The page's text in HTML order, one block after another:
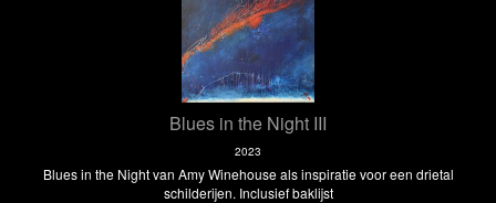
Blues in the Night III
2023
Blues in the Night van Amy Winehouse als inspiratie voor een drietal
schilderijen. Inclusief baklijst